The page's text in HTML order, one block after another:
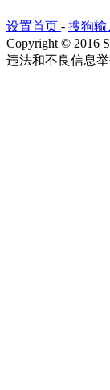
设置首页 - 搜狗输
Copyright © 2016
违法和不良信息举